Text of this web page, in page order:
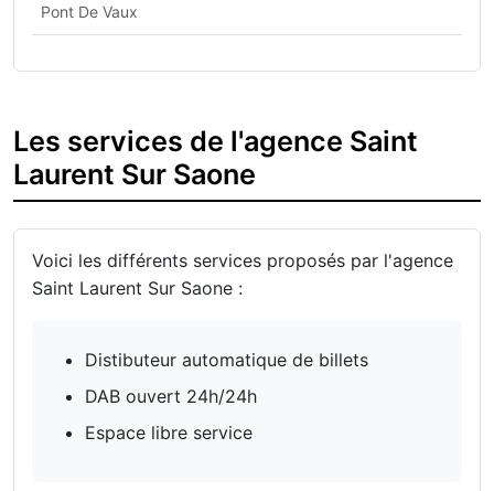
Pont De Vaux
Les services de l'agence Saint
Laurent Sur Saone
Voici les différents services proposés par l'agence
Saint Laurent Sur Saone :
Distibuteur automatique de billets
DAB ouvert 24h/24h
Espace libre service